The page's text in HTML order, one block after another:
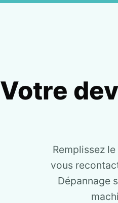
Votre
Remplissez
vous
Dépannage